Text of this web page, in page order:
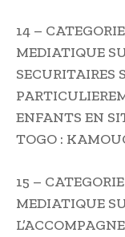
14 –
MEDIATIQUE
SECURITAIRES
ENFANTS EN
TOGO :
15 –
MEDIATIQUE